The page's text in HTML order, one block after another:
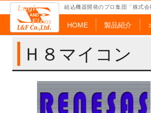
組込機器開発のプロ集団「株式会
HOME 製品紹介
Ｈ８マイコン